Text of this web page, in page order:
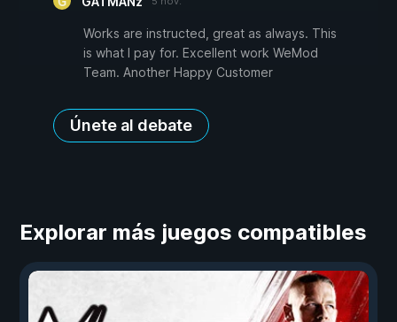
Works are instructed, great as always. This
is what I pay for. Excellent work WeMod
Team. Another Happy Customer
Únete al debate
Explorar más juegos compatibles